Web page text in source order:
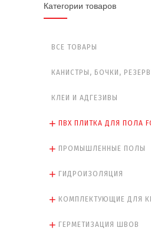
Категории товаров
ВСЕ ТОВАРЫ
КАНИСТРЫ, БОЧКИ,
КЛЕИ И АДГЕЗИВЫ
ПВХ ПЛИТКА ДЛЯ ПОЛА
ПРОМЫШЛЕННЫЕ ПОЛЫ
ГИДРОИЗОЛЯЦИЯ
КОМПЛЕКТУЮЩИЕ ДЛЯ
ГЕРМЕТИЗАЦИЯ ШВОВ